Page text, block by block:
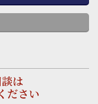
は
ださい